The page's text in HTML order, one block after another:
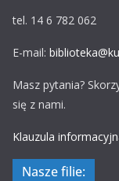
tel. 14 6 782 062
E-mail:
Masz pytania?
się z nami.
Klauzula
Nasze filie: